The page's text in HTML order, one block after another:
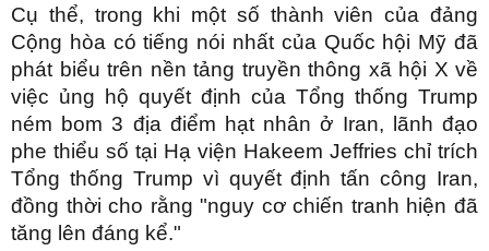
Cụ thể, trong khi một số thành viên của đảng
Cộng hòa có tiếng nói nhất của Quốc hội Mỹ đã
phát biểu trên nền tảng truyền thông xã hội X về
việc ủng hộ quyết định của Tổng thống Trump
ném bom 3 địa điểm hạt nhân ở Iran, lãnh đạo
phe thiểu số tại Hạ viện Hakeem Jeffries chỉ trích
Tổng thống Trump vì quyết định tấn công Iran,
đồng thời cho rằng "nguy cơ chiến tranh hiện đã
tăng lên đáng kể."